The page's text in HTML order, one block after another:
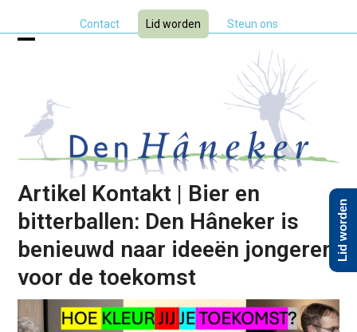
Contact Lid worden Steun ons
menu
menu
Artikel Kontakt | Bier en
bitterballen: Den Hâneker is
benieuwd naar ideeën jongeren
voor de toekomst
Lid worden